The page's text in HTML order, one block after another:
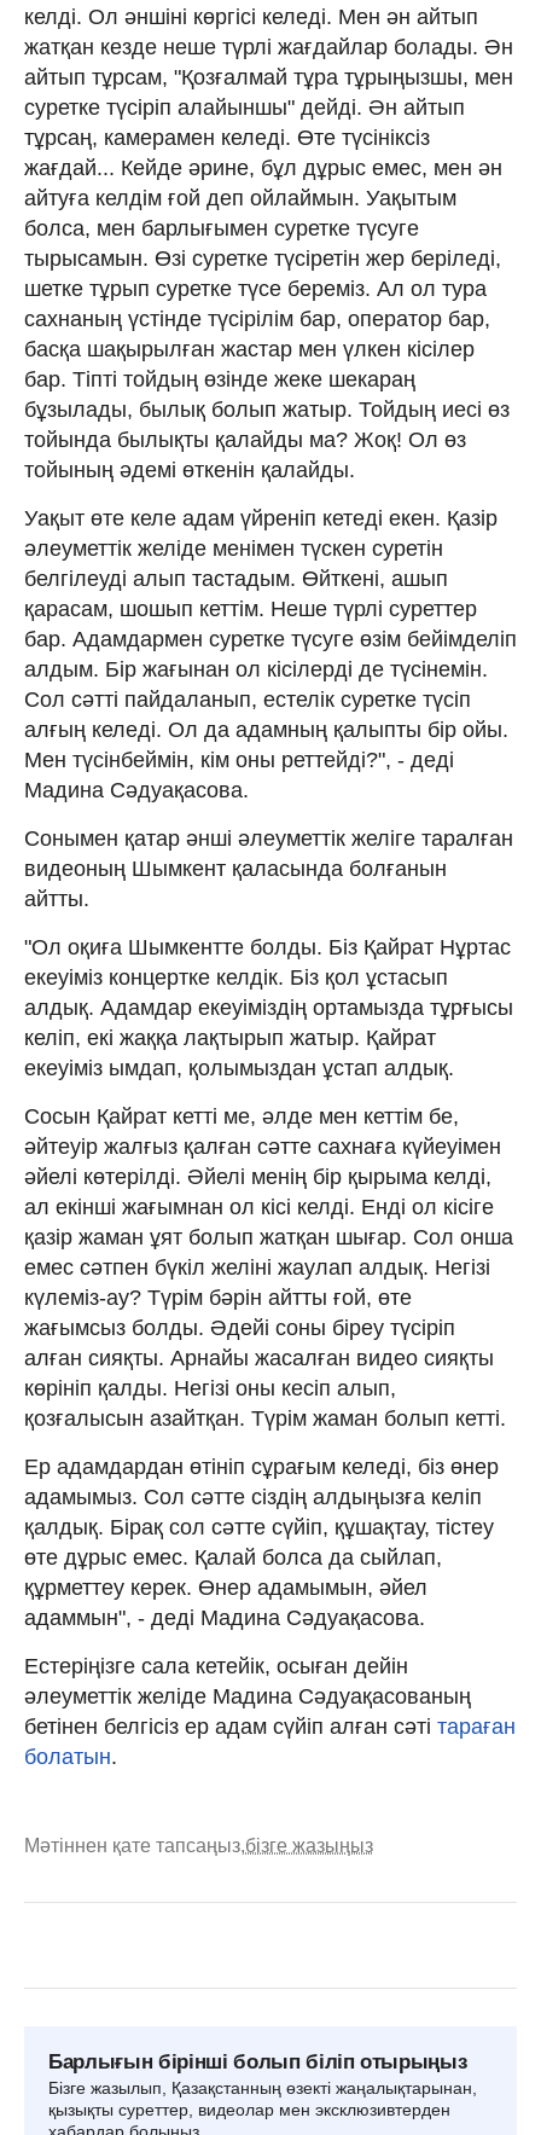
келді. Ол әншіні көргісі келеді. Мен ән айтып
жатқан кезде неше түрлі жағдайлар болады. Ән
айтып тұрсам, "Қозғалмай тұра тұрыңызшы, мен
суретке түсіріп алайыншы" дейді. Ән айтып
тұрсаң, камерамен келеді. Өте түсініксіз
жағдай... Кейде әрине, бұл дұрыс емес, мен ән
айтуға келдім ғой деп ойлаймын. Уақытым
болса, мен барлығымен суретке түсуге
тырысамын. Өзі суретке түсіретін жер беріледі,
шетке тұрып суретке түсе береміз. Ал ол тура
сахнаның үстінде түсірілім бар, оператор бар,
басқа шақырылған жастар мен үлкен кісілер
бар. Тіпті тойдың өзінде жеке шекараң
бұзылады, былық болып жатыр. Тойдың иесі өз
тойында былықты қалайды ма? Жоқ! Ол өз
тойының әдемі өткенін қалайды.
Уақыт өте келе адам үйреніп кетеді екен. Қазір
әлеуметтік желіде менімен түскен суретін
белгілеуді алып тастадым. Өйткені, ашып
қарасам, шошып кеттім. Неше түрлі суреттер
бар. Адамдармен суретке түсуге өзім бейімделіп
алдым. Бір жағынан ол кісілерді де түсінемін.
Сол сәтті пайдаланып, естелік суретке түсіп
алғың келеді. Ол да адамның қалыпты бір ойы.
Мен түсінбеймін, кім оны реттейді?", - деді
Мадина Сәдуақасова.
Сонымен қатар әнші әлеуметтік желіге таралған
видеоның Шымкент қаласында болғанын
айтты.
"Ол оқиға Шымкентте болды. Біз Қайрат Нұртас
екеуіміз концертке келдік. Біз қол ұстасып
алдық. Адамдар екеуіміздің ортамызда тұрғысы
келіп, екі жаққа лақтырып жатыр. Қайрат
екеуіміз ымдап, қолымыздан ұстап алдық.
Сосын Қайрат кетті ме, әлде мен кеттім бе,
әйтеуір жалғыз қалған сәтте сахнаға күйеуімен
әйелі көтерілді. Әйелі менің бір қырыма келді,
ал екінші жағымнан ол кісі келді. Енді ол кісіге
қазір жаман ұят болып жатқан шығар. Сол онша
емес сәтпен бүкіл желіні жаулап алдық. Негізі
күлеміз-ау? Түрім бәрін айтты ғой, өте
жағымсыз болды. Әдейі соны біреу түсіріп
алған сияқты. Арнайы жасалған видео сияқты
көрініп қалды. Негізі оны кесіп алып,
қозғалысын азайтқан. Түрім жаман болып кетті.
Ер адамдардан өтініп сұрағым келеді, біз өнер
адамымыз. Сол сәтте сіздің алдыңызға келіп
қалдық. Бірақ сол сәтте сүйіп, құшақтау, тістеу
өте дұрыс емес. Қалай болса да сыйлап,
құрметтеу керек. Өнер адамымын, әйел
адаммын", - деді Мадина Сәдуақасова.
Естеріңізге сала кетейік, осыған дейін
әлеуметтік желіде Мадина Сәдуақасованың
бетінен белгісіз ер адам сүйіп алған сәті тараған
болатын.
Мәтіннен қате тапсаңыз,бізге жазыңыз
Барлығын бірінші болып біліп отырыңыз
Бізге жазылып, Қазақстанның өзекті жаңалықтарынан,
қызықты суреттер, видеолар мен эксклюзивтерден
хабардар болыңыз.